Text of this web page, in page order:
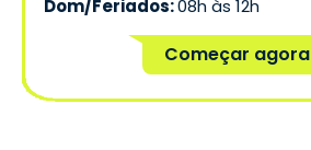
Dom/Feriados:08h às 12h
Começar agora